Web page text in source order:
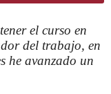
el curso en
del trabajo, en
he avanzado un